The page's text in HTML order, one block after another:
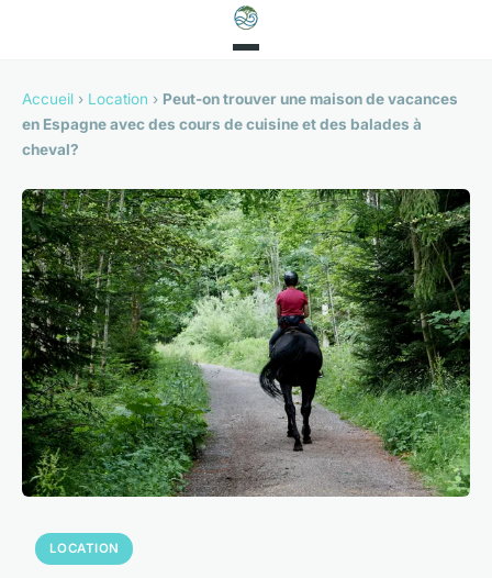
Accueil › Location › Peut-on trouver une maison de vacances
en Espagne avec des cours de cuisine et des balades à
cheval?
LOCATION